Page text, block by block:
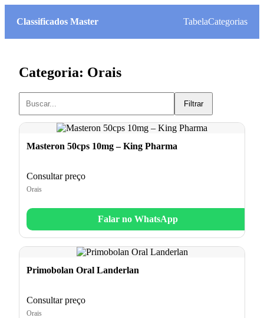
Classificados Master TabelaCategorias
Categoria: Orais
Filtrar
Masteron 50cps 10mg – King Pharma
Consultar preço
Orais
Falar no WhatsApp
Primobolan Oral Landerlan
Consultar preço
Orais